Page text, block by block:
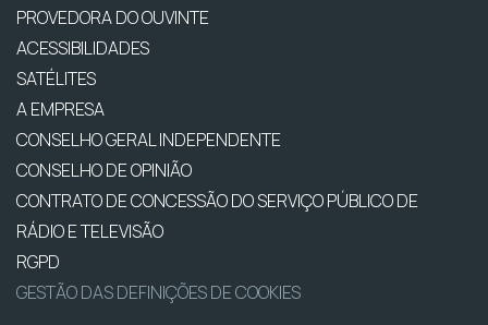
PROVEDORA DO OUVINTE
ACESSIBILIDADES
SATÉLITES
A EMPRESA
CONSELHO GERAL INDEPENDENTE
CONSELHO DE OPINIÃO
CONTRATO DE CONCESSÃO DO SERVIÇO PÚBLICO DE
RÁDIO E TELEVISÃO
RGPD
GESTÃO DAS DEFINIÇÕES DE COOKIES